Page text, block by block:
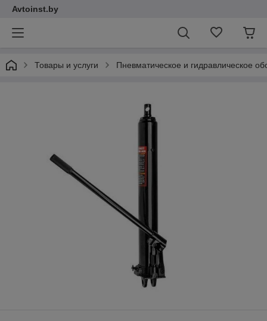
Avtoinst.by
Товары и услуги Пневматическое и гидравлическое